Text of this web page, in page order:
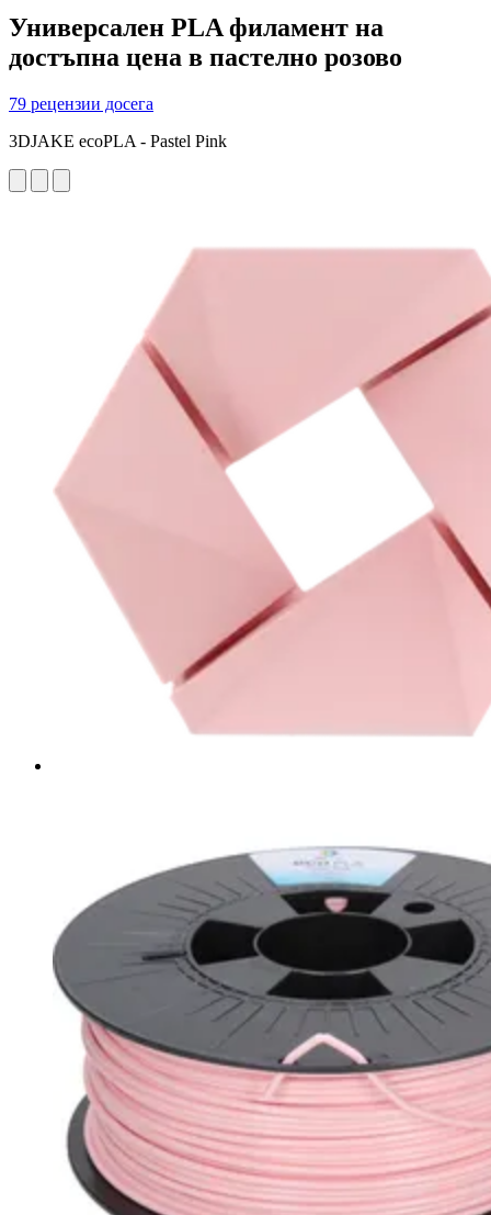
Универсален PLA филамент на
достъпна цена в пастелно розово
79 рецензии досега
3DJAKE ecoPLA - Pastel Pink